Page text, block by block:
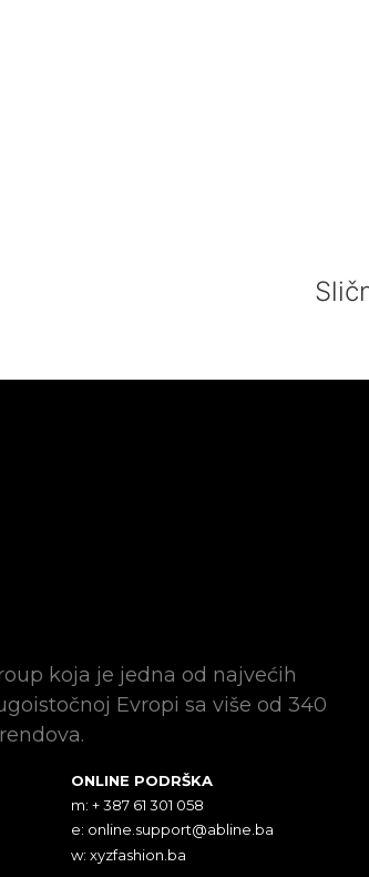
koja je jedna od najvećih
Evropi sa više od 340
ONLINE PODRŠKA
m: + 387 61 301 058
e: online.support@abline.ba
w: xyzfashion.ba